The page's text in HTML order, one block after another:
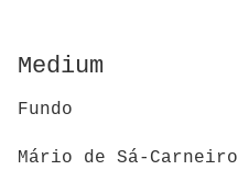
Medium
Fundo
Mário de Sá-Carneiro